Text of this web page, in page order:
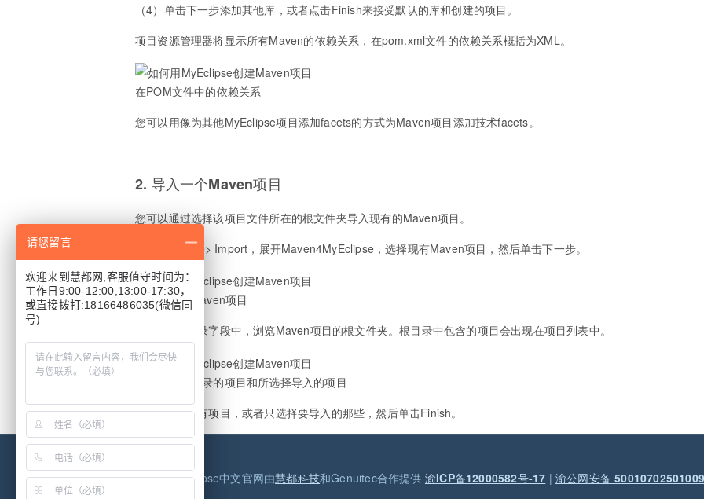
（4）单击下一步添加其他库，或者点击Finish来接受默认的库和创建的项目。
项目资源管理器将显示所有Maven的依赖关系，在pom.xml文件的依赖关系概括为XML。
在POM文件中的依赖关系
您可以用像为其他MyEclipse项目添加facets的方式为Maven项目添加技术facets。
2. 导入一个Maven项目
您可以通过选择该项目文件所在的根文件夹导入现有的Maven项目。
（1）选择File> Import，展开Maven4MyEclipse，选择现有Maven项目，然后单击下一步。
导入现有的Maven项目
（2）在根目录字段中，浏览Maven项目的根文件夹。根目录中包含的项目会出现在项目列表中。
导入指定根目录的项目和所选择导入的项目
（3）选择所有项目，或者只选择要导入的那些，然后单击Finish。
MyEclipse中文官网由慧都科技和Genuitec合作提供 渝ICP备12000582号-17 | 渝公网安备
请您留言
欢迎来到慧都网,客服值守时间为：
工作日9:00-12:00,13:00-17:30，
或直接拨打:18166486035(微信同
号)